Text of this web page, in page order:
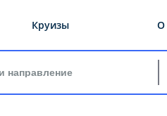
Круизы О
направление